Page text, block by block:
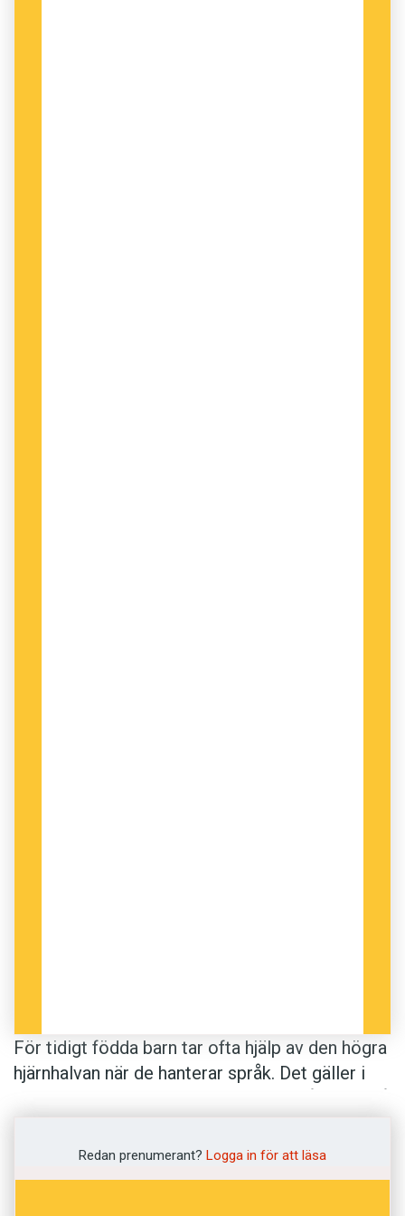
För tidigt födda barn tar ofta hjälp av den högra
hjärnhalvan när de hanterar språk. Det gäller i
främst använder den vänstra hjärnhalvan.
Redan prenumerant? Logga in för att läsa